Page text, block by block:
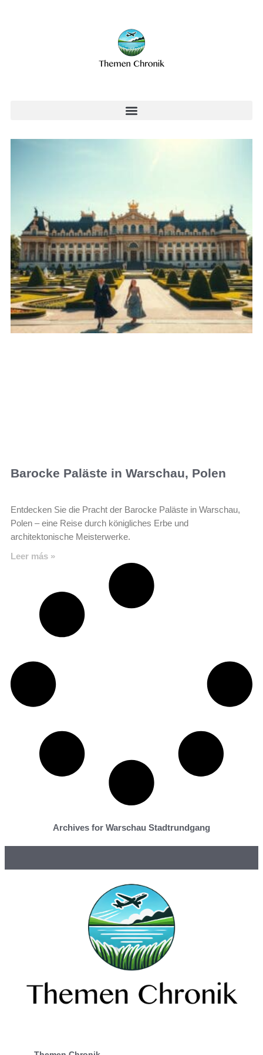
Barocke Paläste in Warschau, Polen
Entdecken Sie die Pracht der Barocke Paläste in Warschau,
Polen – eine Reise durch königliches Erbe und
architektonische Meisterwerke.
Leer más »
Archives for Warschau Stadtrundgang